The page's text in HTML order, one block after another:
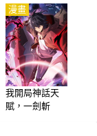
我開局神話天
賦，一劍斬
漫畫